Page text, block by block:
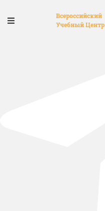
Всероссийский
Учебный Центр